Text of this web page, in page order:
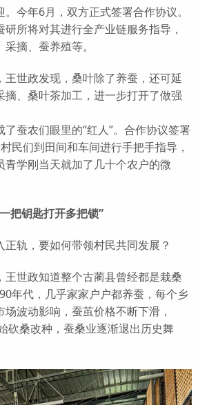
年6月，双方正式签署合作协议。
所将对其进行全产业链服务指导，
摘、蚕养殖等。
世政发现，桑叶除了养蚕，还可延
摘、桑叶茶加工，进一步打开了做强
蚕农们眼里的“红人”。合作协议签署
民们到田间和车间进行手把手指导，
青学刚当天就加了几十个农户的微
把钥匙打开多把锁”
轨，要如何带领村民共同发展？
世政知道整个古蔺县曾经都是栽桑
年代，几乎家家户户都养蚕，每个乡
波动影响，蚕茧价格不断下滑，
砍桑改种，蚕桑业逐渐退出历史舞